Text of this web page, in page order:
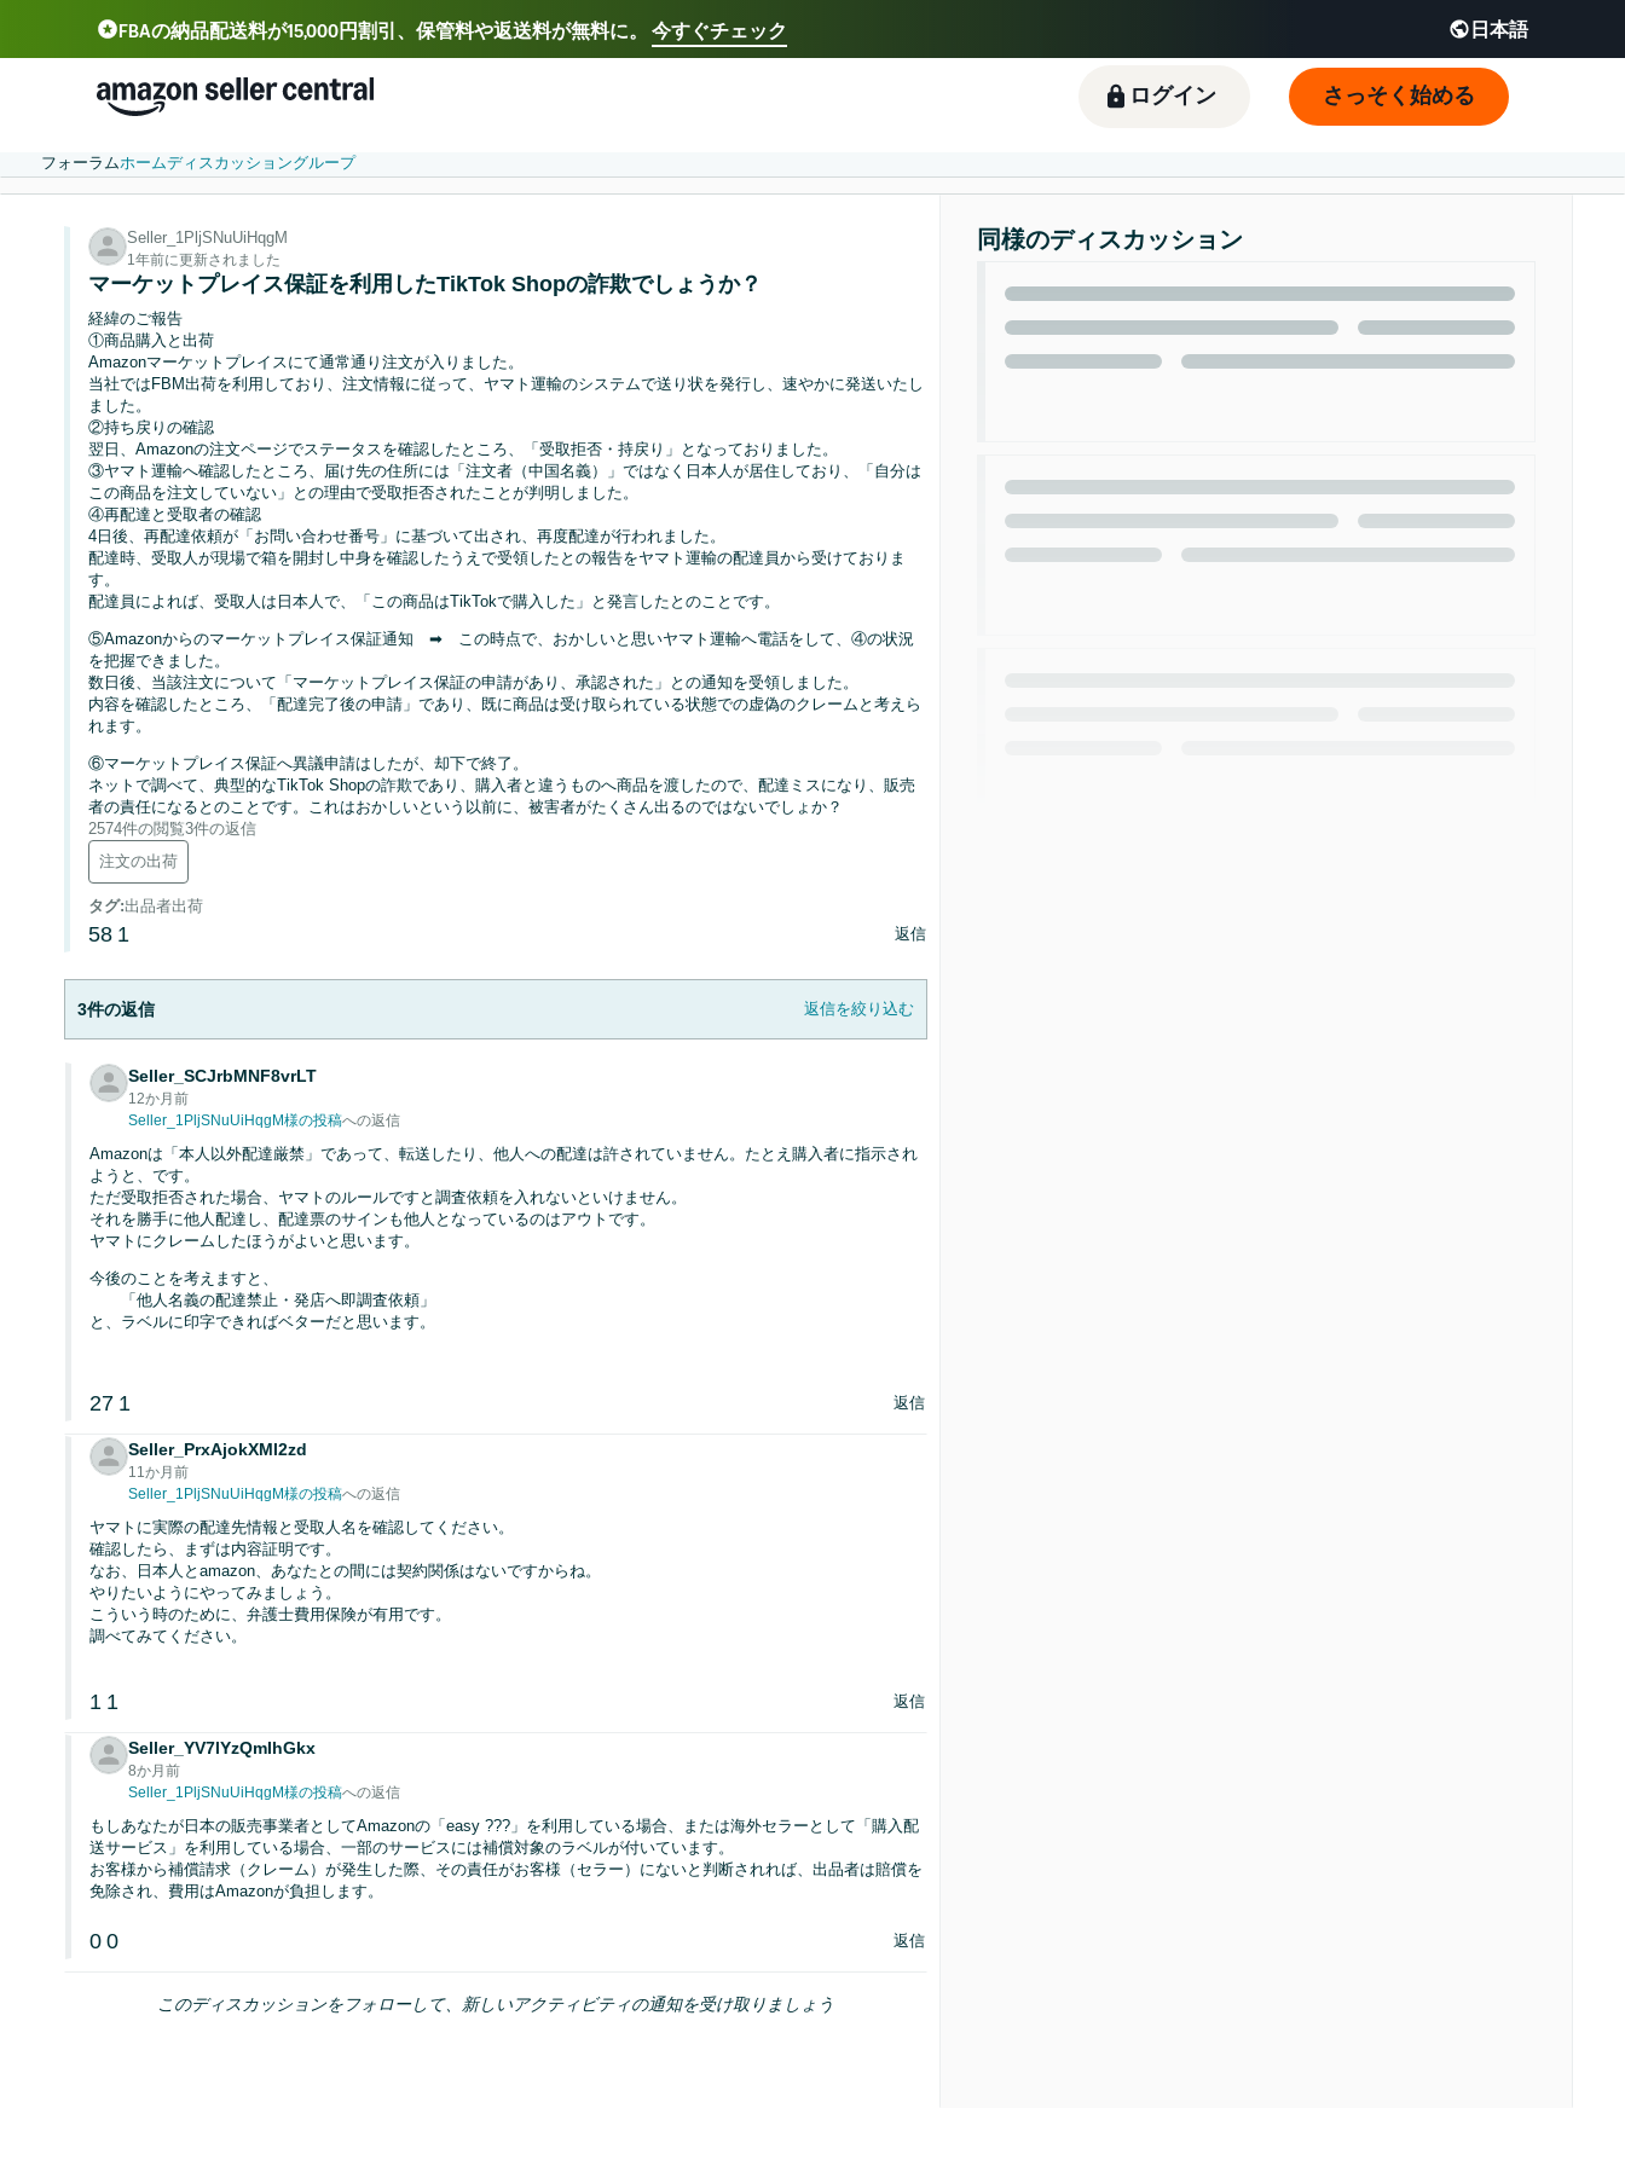
FBAの納品配送料が15,000円割引、保管料や返送料が無料に。 今すぐチェック 日本語
Select your preferred language
中文 - CN Deutsch - DE 日本語 - JP English - JP
ログイン さっそく始める
フォーラムホームディスカッショングループ
Seller_1PljSNuUiHqgM
1年前に更新されました
マーケットプレイス保証を利用したTikTok Shopの詐欺でしょうか？
経緯のご報告
①商品購入と出荷
Amazonマーケットプレイスにて通常通り注文が入りました。
当社ではFBM出荷を利用しており、注文情報に従って、ヤマト運輸のシステムで送り状を発行し、速やかに発送いたし
ました。
②持ち戻りの確認
翌日、Amazonの注文ページでステータスを確認したところ、「受取拒否・持戻り」となっておりました。
③ヤマト運輸へ確認したところ、届け先の住所には「注文者（中国名義）」ではなく日本人が居住しており、「自分は
この商品を注文していない」との理由で受取拒否されたことが判明しました。
④再配達と受取者の確認
4日後、再配達依頼が「お問い合わせ番号」に基づいて出され、再度配達が行われました。
配達時、受取人が現場で箱を開封し中身を確認したうえで受領したとの報告をヤマト運輸の配達員から受けておりま
す。
配達員によれば、受取人は日本人で、「この商品はTikTokで購入した」と発言したとのことです。
⑤Amazonからのマーケットプレイス保証通知 ➡ この時点で、おかしいと思いヤマト運輸へ電話をして、④の状況
を把握できました。
数日後、当該注文について「マーケットプレイス保証の申請があり、承認された」との通知を受領しました。
内容を確認したところ、「配達完了後の申請」であり、既に商品は受け取られている状態での虚偽のクレームと考えら
れます。
⑥マーケットプレイス保証へ異議申請はしたが、却下で終了。
ネットで調べて、典型的なTikTok Shopの詐欺であり、購入者と違うものへ商品を渡したので、配達ミスになり、販売
者の責任になるとのことです。これはおかしいという以前に、被害者がたくさん出るのではないでしょか？
2574件の閲覧3件の返信
注文の出荷
タグ:出品者出荷
58 1 返信
3件の返信 返信を絞り込む
Seller_SCJrbMNF8vrLT
12か月前
Seller_1PljSNuUiHqgM様の投稿への返信
Amazonは「本人以外配達厳禁」であって、転送したり、他人への配達は許されていません。たとえ購入者に指示され
ようと、です。
ただ受取拒否された場合、ヤマトのルールですと調査依頼を入れないといけません。
それを勝手に他人配達し、配達票のサインも他人となっているのはアウトです。
ヤマトにクレームしたほうがよいと思います。
今後のことを考えますと、
「他人名義の配達禁止・発店へ即調査依頼」
と、ラベルに印字できればベターだと思います。
27 1 返信
Seller_PrxAjokXMl2zd
11か月前
Seller_1PljSNuUiHqgM様の投稿への返信
ヤマトに実際の配達先情報と受取人名を確認してください。
確認したら、まずは内容証明です。
なお、日本人とamazon、あなたとの間には契約関係はないですからね。
やりたいようにやってみましょう。
こういう時のために、弁護士費用保険が有用です。
調べてみてください。
1 1 返信
Seller_YV7lYzQmIhGkx
8か月前
Seller_1PljSNuUiHqgM様の投稿への返信
もしあなたが日本の販売事業者としてAmazonの「easy ???」を利用している場合、または海外セラーとして「購入配
送サービス」を利用している場合、一部のサービスには補償対象のラベルが付いています。
お客様から補償請求（クレーム）が発生した際、その責任がお客様（セラー）にないと判断されれば、出品者は賠償を
免除され、費用はAmazonが負担します。
0 0 返信
このディスカッションをフォローして、新しいアクティビティの通知を受け取りましょう
同様のディスカッション